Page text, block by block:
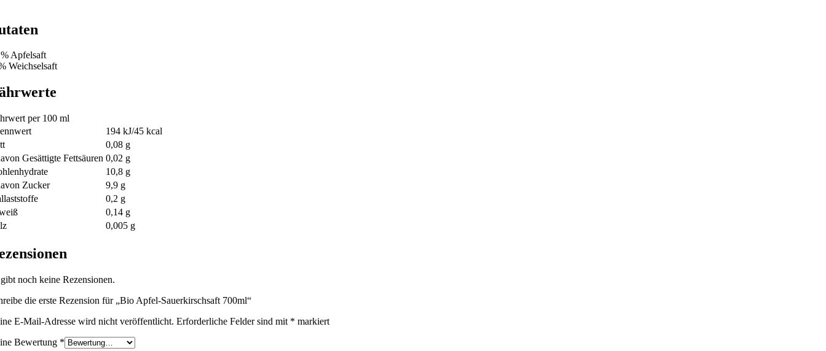
Apfelsaft
Weichselsaft
per 100 ml
194 kJ/45 kcal
0,08 g
Gesättigte Fettsäuren 0,02 g
10,8 g
Zucker
9,9 g
0,2 g
0,14 g
0,005 g
noch keine Rezensionen.
die erste Rezension für „Bio Apfel-Sauerkirschsaft 700ml“
E-Mail-Adresse wird nicht veröffentlicht. Erforderliche Felder sind mit * markiert
Bewertung *